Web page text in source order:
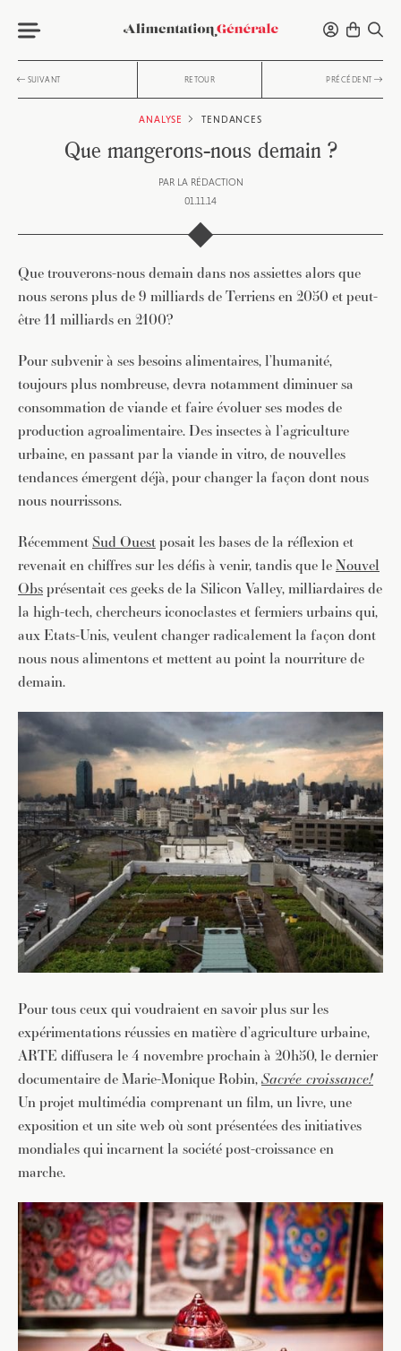
SUIVANT RETOUR PRÉCÉDENT
ANALYSE TENDANCES
Que mangerons-nous demain ?
PAR LA RÉDACTION
01.11.14
Que trouverons-nous demain dans nos assiettes alors que
nous serons plus de 9 milliards de Terriens en 2050 et peut-
être 11 milliards en 2100?
Pour subvenir à ses besoins alimentaires, l’humanité,
toujours plus nombreuse, devra notamment diminuer sa
consommation de viande et faire évoluer ses modes de
production agroalimentaire. Des insectes à l’agriculture
urbaine, en passant par la viande in vitro, de nouvelles
tendances émergent déjà, pour changer la façon dont nous
nous nourrissons.
RécemmentSud Ouestposait les bases de la réflexion et
revenait en chiffres sur les défis à venir, tandis que leNouvel
Obsprésentait ces geeks de la Silicon Valley, milliardaires de
la high-tech, chercheurs iconoclastes et fermiers urbains qui,
aux Etats-Unis, veulent changer radicalement la façon dont
nous nous alimentons et mettent au point la nourriture de
demain.
Pour tous ceux qui voudraient en savoir plus sur les
expérimentations réussies en matière d’agriculture urbaine,
ARTE diffusera le 4 novembre prochain à 20h50, le dernier
documentaire de Marie-Monique Robin,Sacrée croissance!
Un projet multimédia comprenant un film, un livre, une
exposition et un site web où sont présentées des initiatives
mondiales qui incarnent la société post-croissance en
marche.